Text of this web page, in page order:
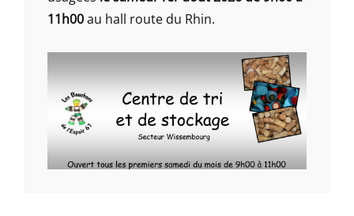
11h00au hall route du Rhin.